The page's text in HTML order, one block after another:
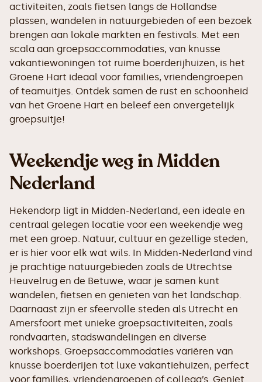
activiteiten, zoals fietsen langs de Hollandse
plassen, wandelen in natuurgebieden of een bezoek
brengen aan lokale markten en festivals. Met een
scala aan groepsaccommodaties, van knusse
vakantiewoningen tot ruime boerderijhuizen, is het
Groene Hart ideaal voor families, vriendengroepen
of teamuitjes. Ontdek samen de rust en schoonheid
van het Groene Hart en beleef een onvergetelijk
groepsuitje!
Weekendje weg in Midden
Nederland
Hekendorp ligt in Midden-Nederland, een ideale en
centraal gelegen locatie voor een weekendje weg
met een groep. Natuur, cultuur en gezellige steden,
er is hier voor elk wat wils. In Midden-Nederland vind
je prachtige natuurgebieden zoals de Utrechtse
Heuvelrug en de Betuwe, waar je samen kunt
wandelen, fietsen en genieten van het landschap.
Daarnaast zijn er sfeervolle steden als Utrecht en
Amersfoort met unieke groepsactiviteiten, zoals
rondvaarten, stadswandelingen en diverse
workshops. Groepsaccommodaties variëren van
knusse boerderijen tot luxe vakantiehuizen, perfect
voor families, vriendengroepen of collega’s. Geniet